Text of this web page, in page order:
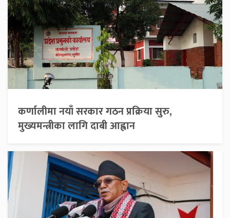
कर्णालीमा नयाँ सरकार गठन प्रक्रिया सुरु,
मुख्यमन्त्रीका लागि दाबी आह्वान